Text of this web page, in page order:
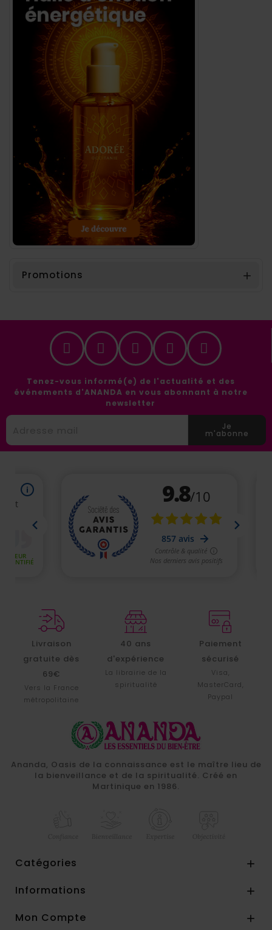
Promotions 
Tenez-vous informé(e) de l'actualité et des
événements d'ANANDA en vous abonnant à notre
newsletter
Je
m'abonne
Livraison
gratuite dès
69€
Vers la France
métropolitaine
40 ans
d'expérience
La librairie de la
spiritualité
Paiement
sécurisé
Visa,
MasterCard,
Paypal
Ananda, Oasis de la connaissance est le maître lieu de
la bienveillance et de la spiritualité. Créé en
Martinique en 1986.
Catégories 
Informations 
Mon Compte 